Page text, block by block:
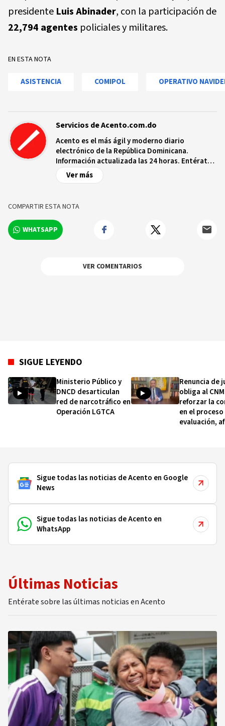
presidente Luis Abinader, con la participación de
22,794 agentes policiales y militares.
EN ESTA NOTA
ASISTENCIA COMIPOL OPERATIVO
Servicios de Acento.com.do
Acento es el más ágil y moderno diario
electrónico de la República Dominicana.
Información actualizada las 24 horas. Entérate
de las noticias y sucesos más importantes a
nivel nacional e internacional, videos y fotos
Ver más
COMPARTIR ESTA NOTA
WHATSAPP
VER COMENTARIOS
SIGUE LEYENDO
Ministerio Público y
DNCD desarticulan
red de narcotráfico en
Operación LGTCA
Renuncia de
obliga al
reforzar la
en el
evaluación,
Sigue todas las noticias de Acento en Google
News
Sigue todas las noticias de Acento en
WhatsApp